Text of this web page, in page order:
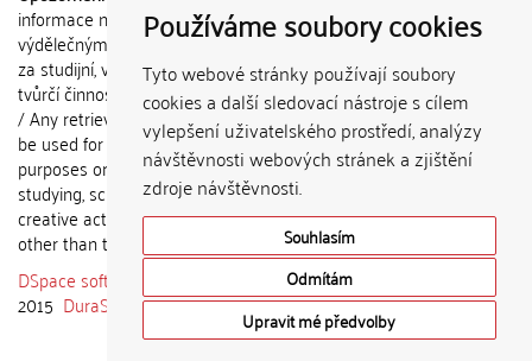
Používáme soubory cookies
Tyto webové stránky používají soubory
cookies a další sledovací nástroje s cílem
vylepšení uživatelského prostředí, analýzy
návštěvnosti webových stránek a zjištění
zdroje návštěvnosti.
Souhlasím
Odmítám
Upravit mé předvolby
informace nemohou být použity k
výdělečným účelům nebo vydávány
za studijní, vědeckou nebo jinou
tvůrčí činnost jiné osoby než autora.
/ Any retrieved information shall not
be used for any commercial
purposes or claimed as results of
studying, scientific or any other
creative activities of any person
other than the author.
DSpace software
copyright © 2002-
2015 DuraSpace